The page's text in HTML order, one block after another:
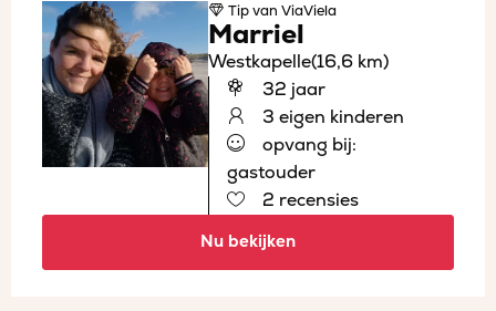
Tipvan ViaViela
Marriel
Westkapelle(16,6 km)
32 jaar
3 eigen kinderen
opvang bij:
gastouder
2 recensies
Nu bekijken